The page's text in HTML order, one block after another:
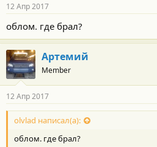
12 Апр 2017
облом. где брал?
Артемий
Member
12 Апр 2017
olvlad написал(а):
облом. где брал?